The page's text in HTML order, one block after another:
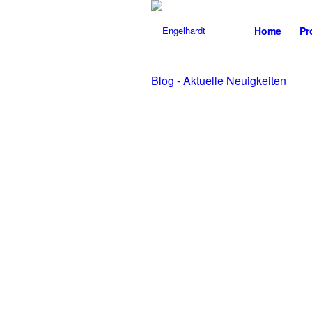
Home
Blog - Aktuelle Neuigkeiten